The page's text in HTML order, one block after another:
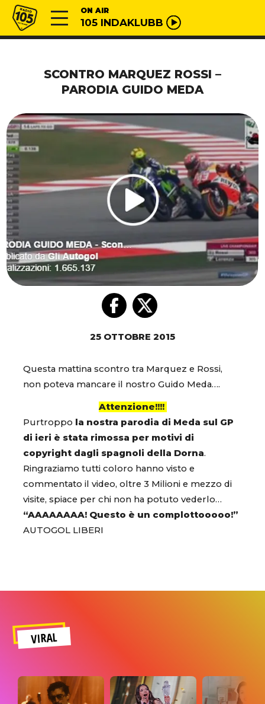
Vai al contenuto
Radio 105 ON AIR
105 INDAKLUBB
SCONTRO MARQUEZ ROSSI –
PARODIA GUIDO MEDA
25 OTTOBRE 2015
Questa mattina scontro tra Marquez e Rossi,
non poteva mancare il nostro Guido Meda….
Attenzione!!!!
Purtroppo la nostra parodia di Meda sul GP
di ieri è stata rimossa per motivi di
copyright dagli spagnoli della Dorna.
Ringraziamo tutti coloro hanno visto e
commentato il video, oltre 3 Milioni e mezzo di
visite, spiace per chi non ha potuto vederlo…
“AAAAAAAA! Questo è un complottooooo!”
AUTOGOL LIBERI
VIRAL